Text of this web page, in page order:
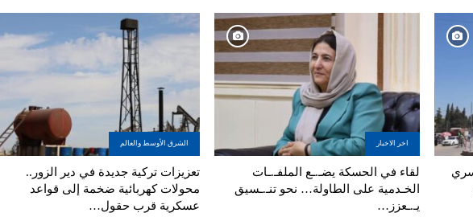
سري
اخر الاخبار
لقاء في الحسكة يضـ.ـع الملفـ.ـات
الخـدمية على الطاولة… نحو تنـ.ـسيق
يـ.ـعزز…
الشرق الأوسط والعالم
تعزيزات تركية جديدة في دير الزور..
محولات كهربائية ضخمة إلى قواعد
عسكرية قرب حقول…